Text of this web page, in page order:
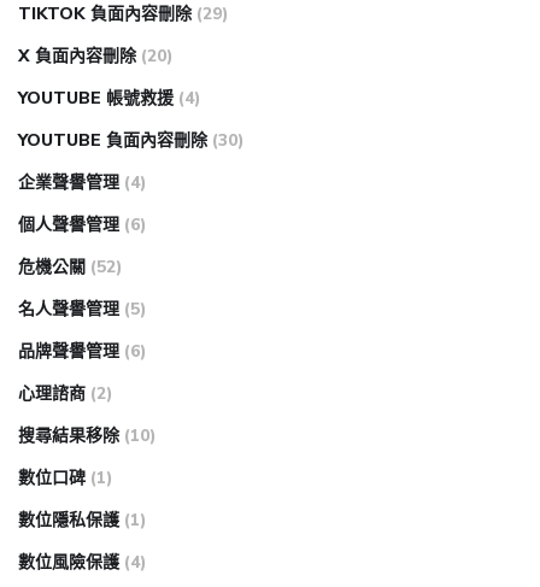
TIKTOK 負面內容刪除 (29)
X 負面內容刪除 (20)
YOUTUBE 帳號救援 (4)
YOUTUBE 負面內容刪除 (30)
企業聲譽管理 (4)
個人聲譽管理 (6)
危機公關 (52)
名人聲譽管理 (5)
品牌聲譽管理 (6)
心理諮商 (2)
搜尋結果移除 (10)
數位口碑 (1)
數位隱私保護 (1)
數位風險保護 (4)